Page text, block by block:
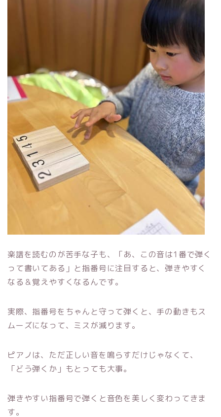
楽譜を読むのが苦手な子も、「あ、この音は1番で弾く
って書いてある」と指番号に注目すると、弾きやすく
なる＆覚えやすくなるんです。
実際、指番号をちゃんと守って弾くと、手の動きもス
ムーズになって、ミスが減ります。
ピアノは、ただ正しい音を鳴らすだけじゃなくて、
「どう弾くか」もとっても大事。
弾きやすい指番号で弾くと音色を美しく変わってきま
す。